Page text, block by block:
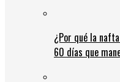
¿Por qué la
60 días que